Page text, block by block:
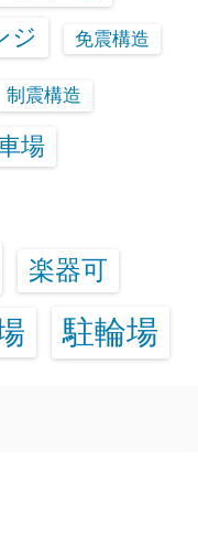
ジ 免震構造
制震構造
場
楽器可
駐輪場